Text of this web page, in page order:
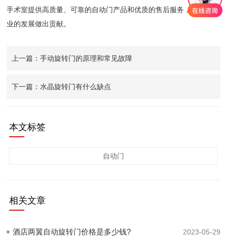
手术室提供高质量、可靠的自动门产品和优质的售后服务，为医疗行
业的发展做出贡献。
上一篇：手动旋转门的原理和常见故障
下一篇：水晶旋转门有什么缺点
本文标签
自动门
相关文章
酒店两翼自动旋转门价格是多少钱? 2023-05-29